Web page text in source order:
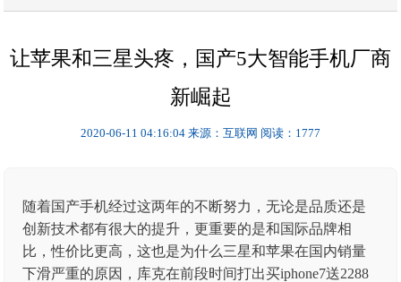
让苹果和三星头疼，国产5大智能手机厂商
新崛起
2020-06-11 04:16:04 来源：互联网 阅读：1777
随着国产手机经过这两年的不断努力，无论是品质还是
创新技术都有很大的提升，更重要的是和国际品牌相
比，性价比更高，这也是为什么三星和苹果在国内销量
下滑严重的原因，库克在前段时间打出买iphone7送2288